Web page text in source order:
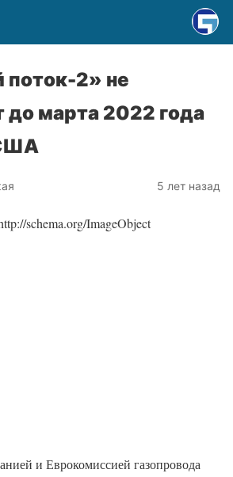
2» не
до марта 2022 года
5 лет назад
schema.org/ImageObject
и Еврокомиссией газопровода